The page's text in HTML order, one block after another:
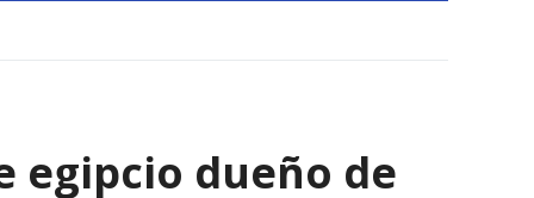
egipcio dueño de